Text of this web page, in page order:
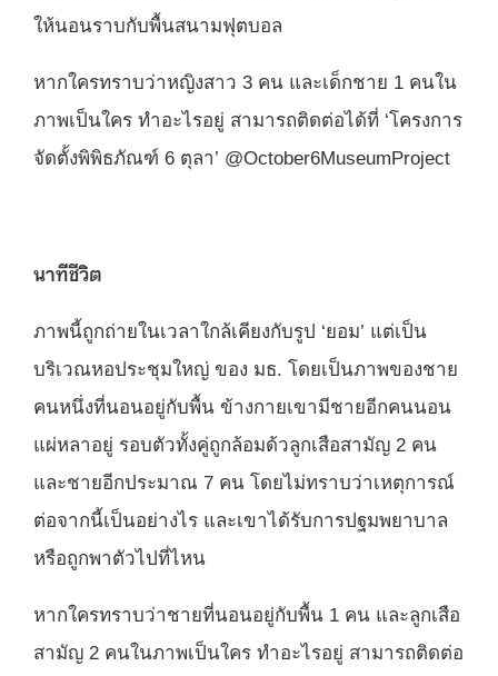
ให้นอนราบกับพื้นสนามฟุตบอล
หากใครทราบว่าหญิงสาว 3 คน และเด็กชาย 1 คนใน
ภาพเป็นใคร ทำอะไรอยู่ สามารถติดต่อได้ที่ ‘โครงการ
จัดตั้งพิพิธภัณฑ์ 6 ตุลา’ @October6MuseumProject
นาทีชีวิต
ภาพนี้ถูกถ่ายในเวลาใกล้เคียงกับรูป ‘ยอม’ แต่เป็น
บริเวณหอประชุมใหญ่ ของ มธ. โดยเป็นภาพของชาย
คนหนึ่งที่นอนอยู่กับพื้น ข้างกายเขามีชายอีกคนนอน
แผ่หลาอยู่ รอบตัวทั้งคู่ถูกล้อมด้วลูกเสือสามัญ 2 คน
และชายอีกประมาณ 7 คน โดยไม่ทราบว่าเหตุการณ์
ต่อจากนี้เป็นอย่างไร และเขาได้รับการปฐมพยาบาล
หรือถูกพาตัวไปที่ไหน
หากใครทราบว่าชายที่นอนอยู่กับพื้น 1 คน และลูกเสือ
สามัญ 2 คนในภาพเป็นใคร ทำอะไรอยู่ สามารถติดต่อ